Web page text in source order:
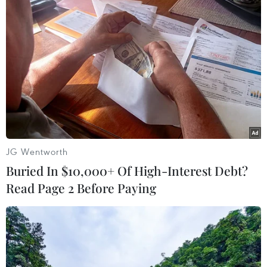
của nhóm tư vấn Dixie Group có trụ sở tại Kiev,
việc nối lại xuất khẩu cho thấy những nỗ lực
của Ukraine, điều cũng mang lại lợi ích cho
châu Âu./.
(TTXVN/Vietnam+)
JG Wentworth
Buried In $10,000+ Of High-Interest Debt?
Read Page 2 Before Paying